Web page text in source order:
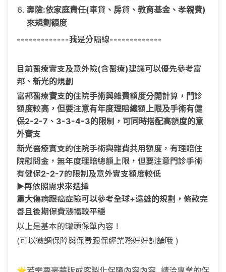
壽險:依家庭責任(車貸、房貸、教育基金、孝親費)
來規劃額度
-------------我是分隔線-------------
目前醫療實支及意外險(含醫療)建議可以優先參考富
邦、新光的規劃
富邦醫療實支的住院手術與雜費額度分開計算，門診
額度較高，但要注意有年度理賠總額上限及手術有健
保2-2-7、3-3-4-3的限制，可同時搭配高額度的意
外實支
新光醫療實支的住院手術與雜費共用額度，有理賠住
院慰問金，無年度理賠總額上限，但要注意門診手術
有健保2-2-7的限制及意外實支額度較低
▶️再依照需求來選擇
重大傷病跟癌症險可以參考全球+遠雄的規劃，條款完
善且後期保費漲幅較平穩
以上是基本的罐頭保單內容 !
(可以微調保障與保費跟保經業務好好討論哦 )